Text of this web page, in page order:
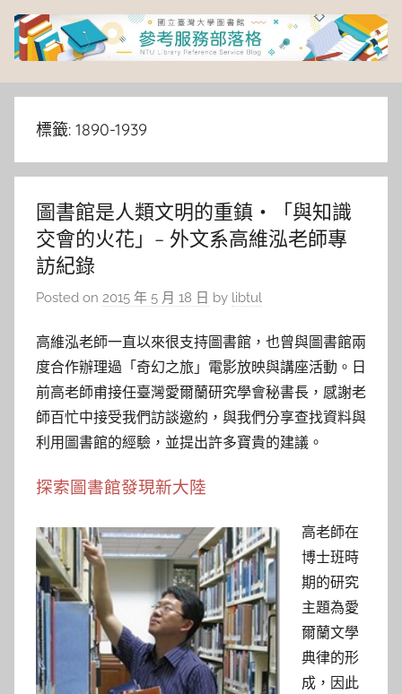
Skip
content
臺
灣
大
學
圖
書
館
參
考
服
務
部
落
格
標籤: 1890-1939
圖書館是人類文明的重鎮‧「與知識
交會的火花」– 外文系高維泓老師專
訪紀錄
Posted on 2015 年 5 月 18 日 by libtul
高維泓老師一直以來很支持圖書館，也曾與圖書館兩
度合作辦理過「奇幻之旅」電影放映與講座活動。日
前高老師甫接任臺灣愛爾蘭研究學會秘書長，感謝老
師百忙中接受我們訪談邀約，與我們分享查找資料與
利用圖書館的經驗，並提出許多寶貴的建議。
探索圖書館發現新大陸
高老師在
博士班時
期的研究
主題為愛
爾蘭文學
典律的形
成，因此